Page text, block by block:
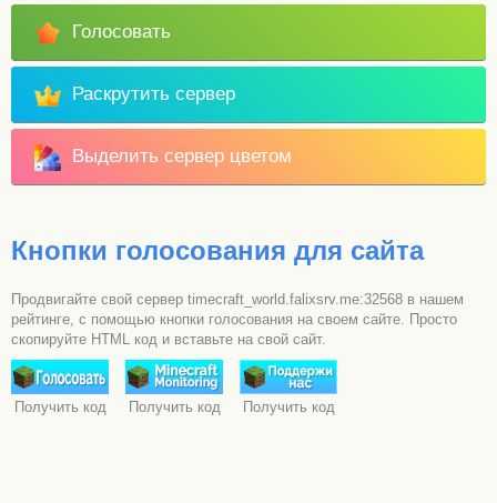
Голосовать
Раскрутить сервер
Выделить сервер цветом
Кнопки голосования для сайта
Продвигайте свой сервер timecraft_world.falixsrv.me:32568 в нашем
рейтинге, с помощью кнопки голосования на своем сайте. Просто
скопируйте HTML код и вставьте на свой сайт.
Получить код Получить код Получить код